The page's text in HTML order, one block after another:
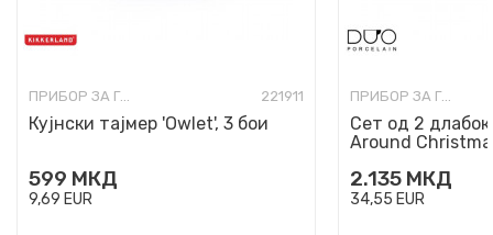
ПРИБОР ЗА ГОТВЕЊЕ, СЕРВИРАЊЕ И ЈАДЕЊЕ 221911
Кујнски тајмер 'Owlet', 3 бои
599 МКД
9,69 EUR
ПРИБОР ЗА ГОТВЕЊЕ, СЕРВИРАЊЕ И ЈАДЕЊЕ
Сет од 2
Around
2.135 МКД
34,55 EUR